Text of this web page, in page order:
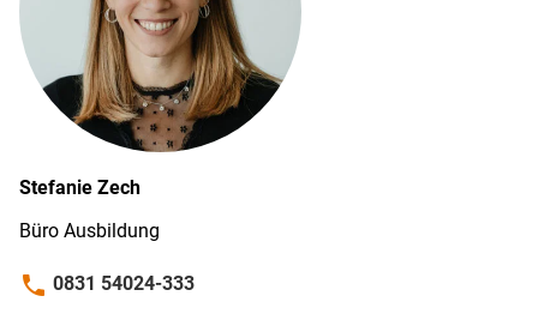
Stefanie Zech
Büro Ausbildung
phone 0831 54024-333